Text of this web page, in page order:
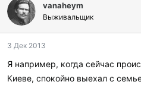
vanaheym
Выживальщик
3 Дек 2013
Я например, когда сейчас
Киеве, спокойно выехал с